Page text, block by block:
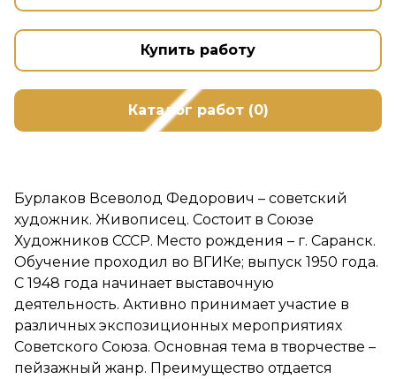
Купить работу
Каталог работ (0)
Бурлаков Всеволод Федорович – советский
художник. Живописец. Состоит в Союзе
Художников СССР. Место рождения – г. Саранск.
Обучение проходил во ВГИКе; выпуск 1950 года.
С 1948 года начинает выставочную
деятельность. Активно принимает участие в
различных экспозиционных мероприятиях
Советского Союза. Основная тема в творчестве –
пейзажный жанр. Преимущество отдается